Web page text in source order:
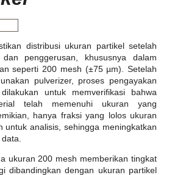
distribusi ukuran partikel setelah
penggerusan, khususnya dalam
seperti 200 mesh (±75 µm). Setelah
pulverizer, proses pengayakan
dilakukan untuk memverifikasi bahwa
telah memenuhi ukuran yang
hanya fraksi yang lolos ukuran
untuk analisis, sehingga meningkatkan
ukuran 200 mesh memberikan tingkat
dibandingkan dengan ukuran partikel